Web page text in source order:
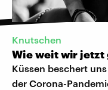
Knutschen
Wie weit wir jetzt
Küssen beschert
der Corona-